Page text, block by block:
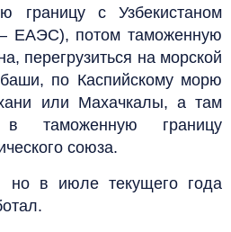
границу с Узбекистаном
ЕАЭС), потом таможенную
перегрузиться на морской
по Каспийскому морю
или Махачкалы, а там
в таможенную границу
союза.
в июле текущего года